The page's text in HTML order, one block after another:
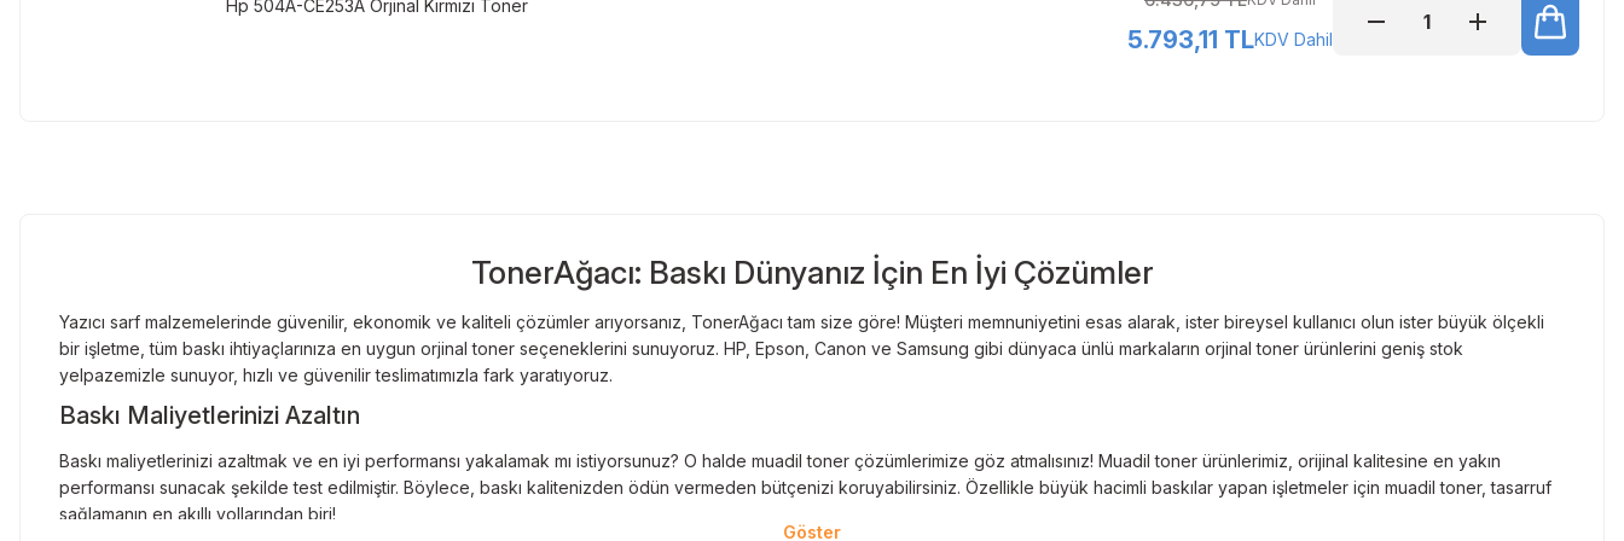
Hp 504A-CE253A Orjinal Kırmızı Toner
5.793,11 TLKDV Dahil
TonerAğacı: Baskı Dünyanız İçin En İyi Çözümler
Yazıcı sarf malzemelerinde güvenilir, ekonomik ve kaliteli çözümler arıyorsanız, TonerAğacı tam size göre! Müşteri memnuniyetini esas alarak, ister bireysel kullanıcı olun ister büyük ölçekli
bir işletme, tüm baskı ihtiyaçlarınıza en uygun orjinal toner seçeneklerini sunuyoruz. HP, Epson, Canon ve Samsung gibi dünyaca ünlü markaların orjinal toner ürünlerini geniş stok
yelpazemizle sunuyor, hızlı ve güvenilir teslimatımızla fark yaratıyoruz.
Baskı Maliyetlerinizi Azaltın
Baskı maliyetlerinizi azaltmak ve en iyi performansı yakalamak mı istiyorsunuz? O halde muadil toner çözümlerimize göz atmalısınız! Muadil toner ürünlerimiz, orijinal kalitesine en yakın
performansı sunacak şekilde test edilmiştir. Böylece, baskı kalitenizden ödün vermeden bütçenizi koruyabilirsiniz. Özellikle büyük hacimli baskılar yapan işletmeler için muadil toner, tasarruf
sağlamanın en akıllı yollarından biri!